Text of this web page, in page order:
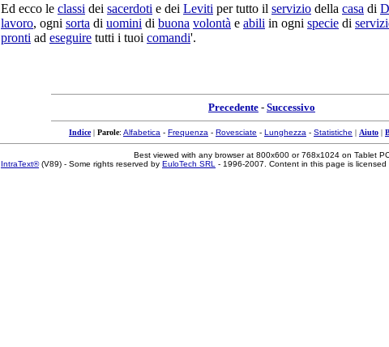
Ed ecco le classi dei sacerdoti e dei Leviti per tutto il servizio della casa di
lavoro, ogni sorta di uomini di buona volontà e abili in ogni specie di
pronti ad eseguire tutti i tuoi comandi'.
Precedente - Successivo
Indice| Parole: Alfabetica - Frequenza - Rovesciate - Lunghezza - Statistiche | Aiuto |
Best viewed with any browser at 800x600 or 768x1024 on Tablet
IntraText®(V89) - Some rights reserved by EuloTech SRL - 1996-2007. Content in this page is licensed